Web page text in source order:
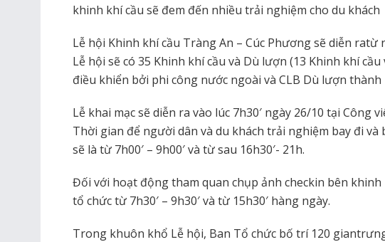
khinh khí cầu sẽ đem đến nhiều trải nghiệm cho du khách
Lễ hội Khinh khí cầu Tràng An – Cúc Phương sẽ diễn ratừ
Lễ hội sẽ có 35 Khinh khí cầu và Dù lượn (13 Khinh khí
điều khiển bởi phi công nước ngoài và CLB Dù lượn thành
Lễ khai mạc sẽ diễn ra vào lúc 7h30′ ngày 26/10 tại Công
Thời gian để người dân và du khách trải nghiệm bay đi và
sẽ là từ 7h00′ – 9h00′ và từ sau 16h30′- 21h.
Đối với hoạt động tham quan chụp ảnh checkin bên
tổ chức từ 7h30′ – 9h30′ và từ 15h30′ hàng ngày.
Trong khuôn khổ Lễ hội, Ban Tổ chức bố trí 120